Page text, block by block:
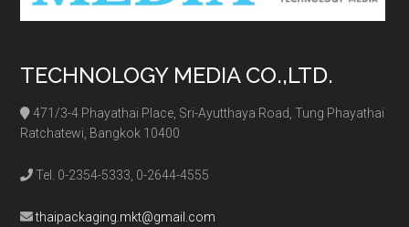
TECHNOLOGY MEDIA CO.,LTD.
471/3-4 Phayathai Place, Sri-Ayutthaya Road, Tung Phayathai
Ratchatewi, Bangkok 10400
Tel. 0-2354-5333, 0-2644-4555
thaipackaging.mkt@gmail.com